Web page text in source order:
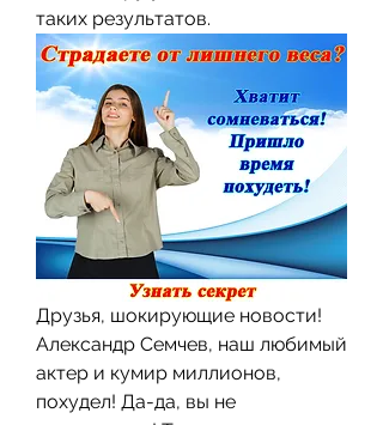
таких результатов.
Друзья, шокирующие новости!
Александр Семчев, наш любимый
актер и кумир миллионов,
похудел! Да-да, вы не